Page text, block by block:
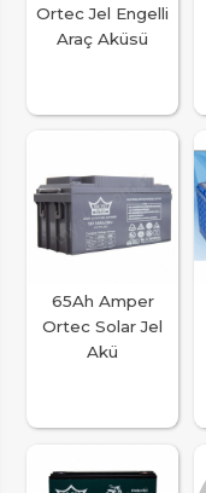
Ortec Jel Engelli
Araç Aküsü
65Ah Amper
Ortec Solar Jel
Akü